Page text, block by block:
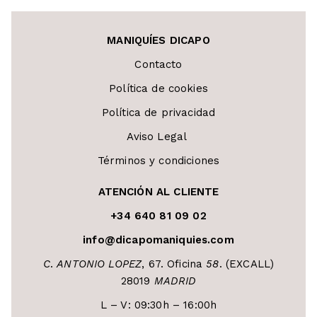
MANIQUÍES DICAPO
Contacto
Política de cookies
Política de privacidad
Aviso Legal
Términos y condiciones
ATENCIÓN AL CLIENTE
+34 640 81 09 02
info@dicapomaniquies.com
C.ANTONIO LOPEZ, 67. Oficina 58. (EXCALL)
28019 MADRID
L – V: 09:30h – 16:00h